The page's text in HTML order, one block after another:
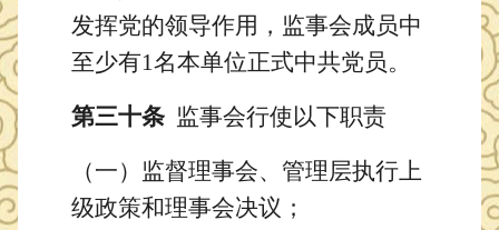
发挥党的领导作用，监事会成员中
至少有1名本单位正式中共党员。
第三十条 监事会行使以下职责
（一）监督理事会、管理层执行上
级政策和理事会决议；